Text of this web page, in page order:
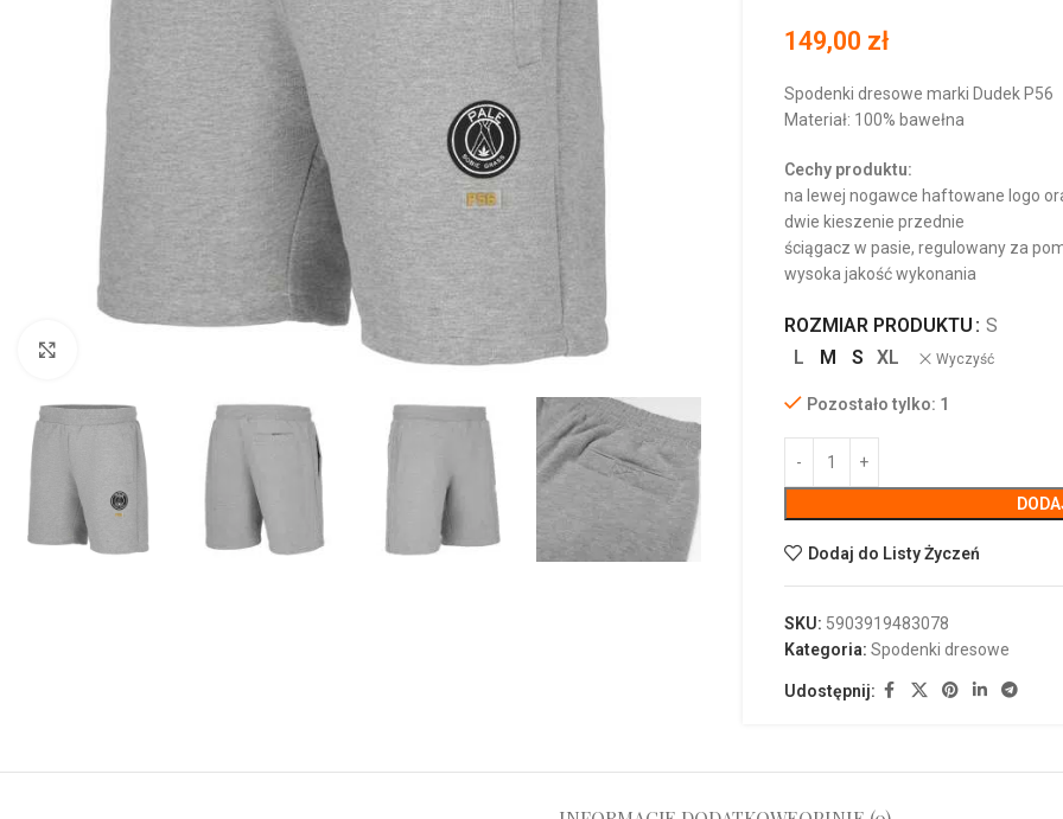
149,00 zł
Spodenki dresowe marki Dudek P56
Materiał: 100% bawełna
Cechy produktu:
na lewej nogawce haftowane logo
dwie kieszenie przednie
ściągacz w pasie, regulowany za
wysoka jakość wykonania
ROZMIAR PRODUKTU
S
L
M S XL Wyczyść
Pozostało tylko: 1
Dodaj do Listy Życzeń
SKU: 5903919483078
Kategoria: Spodenki dresowe
Udostępnij: